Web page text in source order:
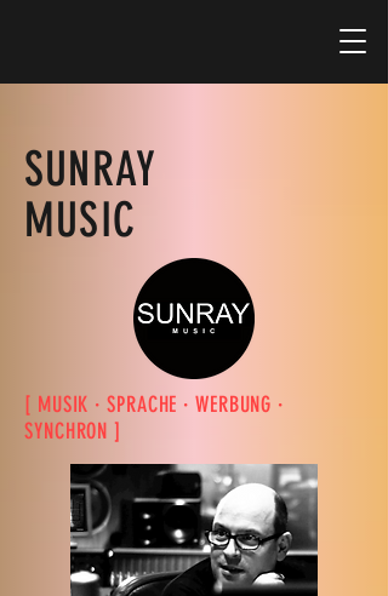
SUNRAY
MUSIC
[ MUSIK · SPRACHE · WERBUNG ·
SYNCHRON ]